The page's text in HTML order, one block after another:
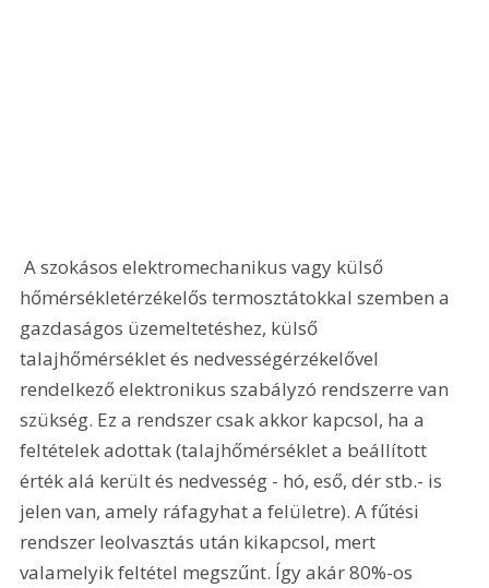
A szokásos elektromechanikus vagy külső
hőmérsékletérzékelős termosztátokkal szemben a
gazdaságos üzemeltetéshez, külső
talajhőmérséklet és nedvességérzékelővel
rendelkező elektronikus szabályzó rendszerre van
szükség. Ez a rendszer csak akkor kapcsol, ha a
feltételek adottak (talajhőmérséklet a beállított
érték alá került és nedvesség - hó, eső, dér stb.- is
jelen van, amely ráfagyhat a felületre). A fűtési
rendszer leolvasztás után kikapcsol, mert
valamelyik feltétel megszűnt. Így akár 80%-os